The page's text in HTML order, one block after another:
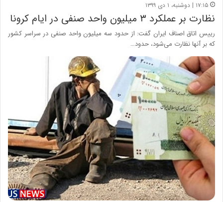
۱۷:۱۵ | دوشنبه، ۱ دی ۱۳۹۹
نظارت بر عملکرد ۳ میلیون واحد صنفی در ایام کرونا
رییس اتاق اصناف ایران گفت: از حدود سه میلیون واحد صنفی در سراسر کشور
که بر آنها نظارت می‌شود، حدود…